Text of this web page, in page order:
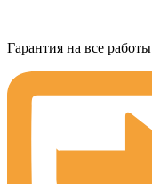
Гарантия на все работы